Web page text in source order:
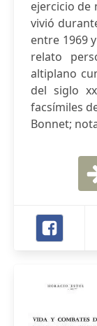
ejercicio de
vivió
entre 1969
relato
altiplano
del siglo
facsímiles
Bonnet;